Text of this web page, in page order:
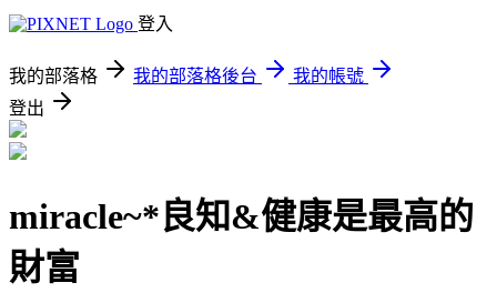
登入
我的部落格 我的部落格後台
我的帳號
登出
miracle~*良知&健康是最高的
財富